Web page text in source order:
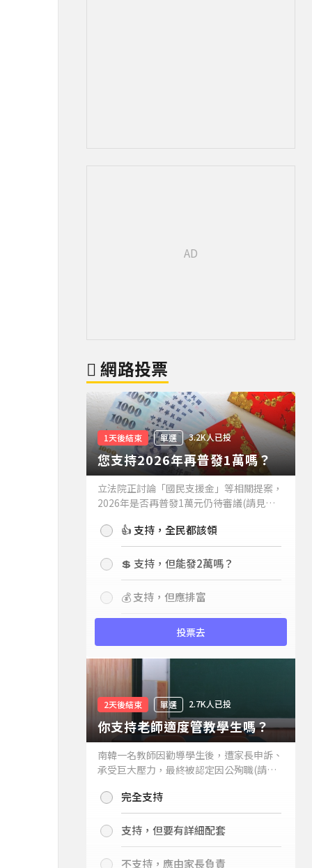
網路投票
1天後結束 單選 3.2K人已投
您支持2026年再普發1萬嗎？
立法院正討論「國民支援金」等相關提案，
2026年是否再普發1萬元仍待審議(請見下
持嗎？👍 支持，全民都該領
💲 支持，但能發2萬嗎？
💰 支持，但應排富
投票去
2天後結束 單選 2.7K人已投
你支持老師適度管教學生嗎？
南韓一名教師因勸導學生後，遭家長申訴、
承受巨大壓力，最終被認定因公殉職(請見
你支持老師適度管教學生嗎？
完全支持
支持，但要有詳細配套
不支持，應由家長負責